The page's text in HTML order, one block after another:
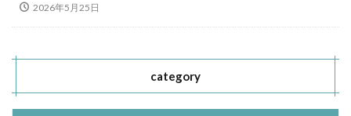
2026年5月25日
category